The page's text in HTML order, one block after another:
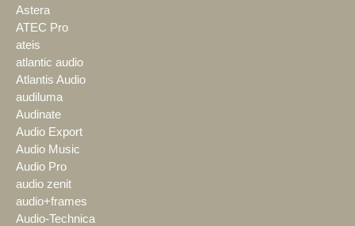
Astera
ATEC Pro
ateis
atlantic audio
Atlantis Audio
audiluma
Audinate
Audio Export
Audio Music
Audio Pro
audio zenit
audio+frames
Audio-Technica